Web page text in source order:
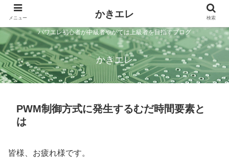
パワエレ初心者が中級者やがては上級者を目指すブログ
かきエレ
PWM制御方式に発生するむだ時間要素と
は
皆様、お疲れ様です。
メニュー かきエレ 検索